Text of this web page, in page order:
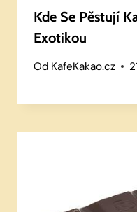
Kde Se Pěstují
Exotikou
Od KafeKakao.cz